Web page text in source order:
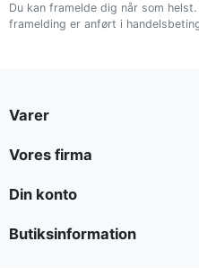
Du kan framelde dig når som
framelding er anført i
Varer
Vores firma
Din konto
Butiksinformation